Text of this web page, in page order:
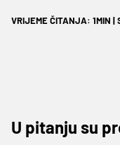
VRIJEME ČITANJA: 1MIN |
U pitanju su